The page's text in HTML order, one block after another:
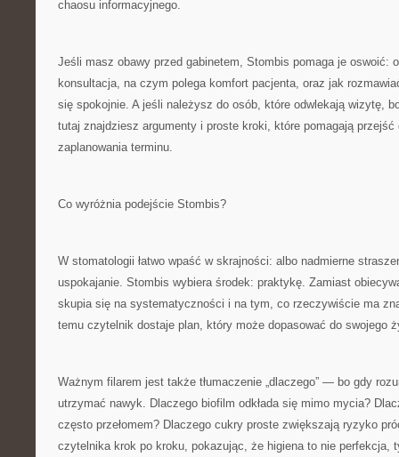
chaosu informacyjnego.
Jeśli masz obawy przed gabinetem, Stombis pomaga je oswoić:
konsultacja, na czym polega komfort pacjenta, oraz jak
się spokojnie. A jeśli należysz do osób, które odwlekają wizytę,
tutaj znajdziesz argumenty i proste kroki, które pomagają przejść
zaplanowania terminu.
Co wyróżnia podejście Stombis?
W stomatologii łatwo wpaść w skrajności: albo nadmierne
uspokajanie. Stombis wybiera środek: praktykę. Zamiast
skupia się na systematyczności i na tym, co rzeczywiście ma
temu czytelnik dostaje plan, który może dopasować do swojego
Ważnym filarem jest także tłumaczenie „dlaczego” — bo gdy
utrzymać nawyk. Dlaczego biofilm odkłada się mimo mycia?
często przełomem? Dlaczego cukry proste zwiększają ryzyko
czytelnika krok po kroku, pokazując, że higiena to nie perfekcja,